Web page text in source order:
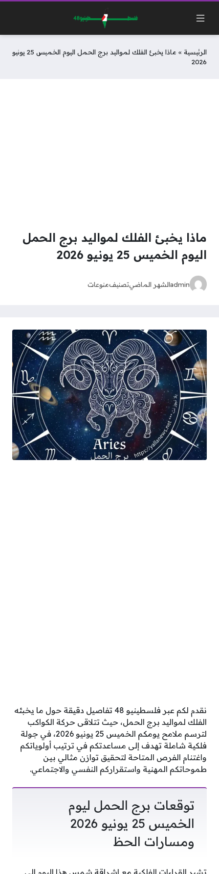
الرئيسية »
ماذا يخبئ الفلك لمواليد برج الحمل اليوم الخميس 25 يونيو
2026
ماذا يخبئ الفلك لمواليد برج الحمل
اليوم الخميس 25 يونيو 2026
adminالشهر الماضيتصنيفمنوعات
نقدم لكم عبر فلسطينيو 48 تفاصيل دقيقة حول ما يخبئه
الفلك لمواليد برج الحمل، حيث تتلاقى حركة الكواكب
لترسم ملامح يومكم الخميس 25 يونيو 2026، في جولة
فلكية شاملة تهدف إلى مساعدتكم في ترتيب أولوياتكم
واغتنام الفرص المتاحة لتحقيق توازن مثالي بين
طموحاتكم المهنية واستقراركم النفسي والاجتماعي.
توقعات برج الحمل ليوم
الخميس 25 يونيو 2026
ومسارات الحظ
تشير القراءات الفلكية مع إشراقة شمس هذا اليوم إلى